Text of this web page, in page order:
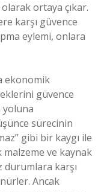
ortaya çıkar.
karşı güvence
eylemi, onlara
ekonomik
güvence
yoluna
sürecinin
gibi bir kaygı ile
ve kaynak
karşı
Ancak